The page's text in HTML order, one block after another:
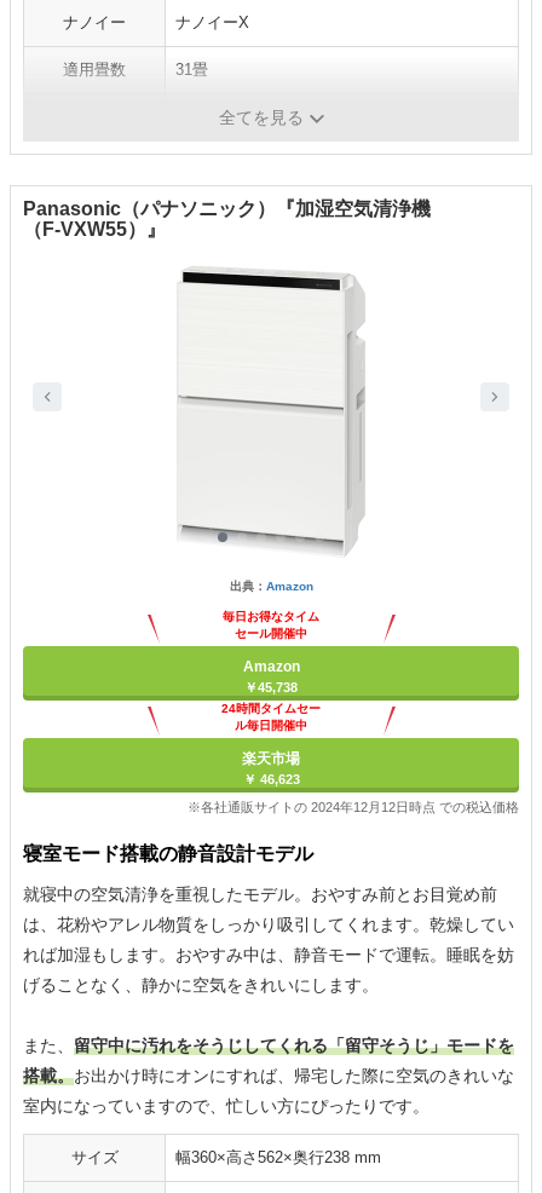
ナノイー ナノイーX
適用畳数 31畳
高性能センサー
全てを見る
Panasonic（パナソニック）『加湿空気清浄機
（F-VXW55）』
出典： Amazon
毎日お得なタイム
セール開催中
Amazon
￥45,738
24時間タイムセー
ル毎日開催中
楽天市場
￥ 46,623
※各社通販サイトの 2024年12月12日時点 での税込価格
寝室モード搭載の静音設計モデル
就寝中の空気清浄を重視したモデル。おやすみ前とお目覚め前
は、花粉やアレル物質をしっかり吸引してくれます。乾燥してい
れば加湿もします。おやすみ中は、静音モードで運転。睡眠を妨
げることなく、静かに空気をきれいにします。
また、 留守中に汚れをそうじしてくれる「留守そうじ」モードを
搭載。お出かけ時にオンにすれば、帰宅した際に空気のきれいな
室内になっていますので、忙しい方にぴったりです。
サイズ 幅360×高さ562×奥行238 mm